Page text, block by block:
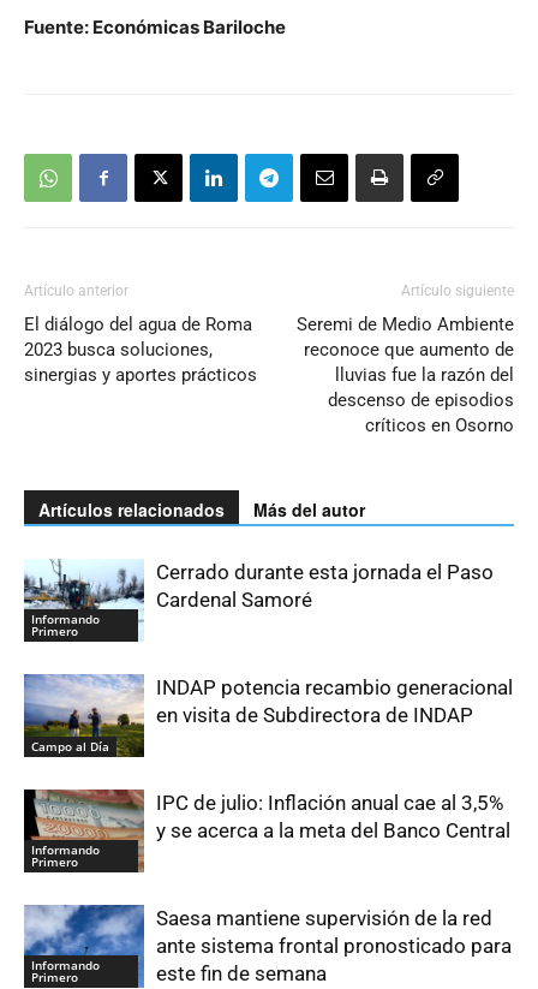
Fuente: Económicas Bariloche
Artículo anterior
El diálogo del agua de Roma
2023 busca soluciones,
sinergias y aportes prácticos
Artículo siguiente
Seremi de Medio Ambiente
reconoce que aumento de
lluvias fue la razón del
descenso de episodios
críticos en Osorno
Artículos relacionados Más del autor
Informando
Primero
Cerrado durante esta jornada el Paso
Cardenal Samoré
Campo al Día
INDAP potencia recambio generacional
en visita de Subdirectora de INDAP
Informando
Primero
IPC de julio: Inflación anual cae al 3,5%
y se acerca a la meta del Banco Central
Informando
Primero
Saesa mantiene supervisión de la red
ante sistema frontal pronosticado para
este fin de semana